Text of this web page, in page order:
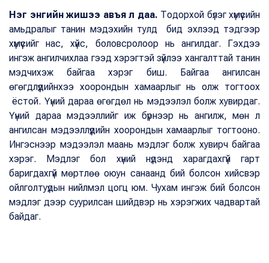
Нэг энгийн жишээ авъя л даа. Тодорхой бүлэг хүмүүсийн
амьдралыг танин мэдэхийн тулд бид эхлээд тэдгээр
хүмүүсийг нас, хүйс, боловсролоор нь ангилдаг. Гэхдээ
ингэж ангилчихлаа гээд хэрэгтэй зүйлээ хангалттай танин
мэдчихэж байгаа хэрэг биш. Байгаа ангилсан
өгөгдлүүдийнхээ хоорондын хамаарлыг нь олж тогтоох
ёстой. Үүний дараа өгөгдөл нь мэдээлэл болж хувирдаг.
Үүний дараа мэдээллийг иж бүрнээр нь ангилж, мөн л
ангилсан мэдээллүүдийн хоорондын хамаарлыг тогтооно.
Ингэснээр мэдээлэл маань мэдлэг болж хувирч байгаа
хэрэг. Мэдлэг бол хүний нүдэнд харагдахгүй гарт
баригдахгүй мөртлөө оюун санаанд бий болсон хийсвэр
ойлголтуүдын нийлмэл цогц юм. Чухам ингэж бий болсон
мэдлэг дээр суурилсан шийдвэр нь хэрэгжих чадвартай
байдаг.